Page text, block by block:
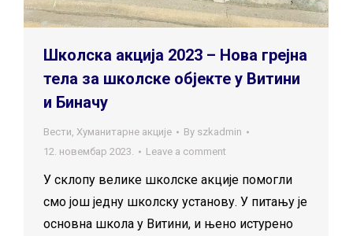
Школска акција 2023 – Нова грејна
тела за школске објекте у Витини
и Биначу
Вести, Хуманитарне акције By szkadmin
12. новембар 2023.
Leave a comment
У склопу велике школске акције помогли
смо још једну школску установу. У питању је
основна школа у Витини, и њено истурено